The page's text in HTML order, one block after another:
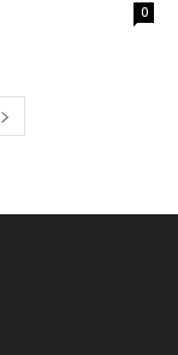
0